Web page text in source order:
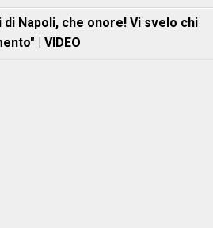
di Napoli, che onore! Vi svelo chi
| VIDEO